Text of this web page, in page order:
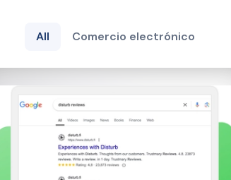
All Comercio electrónico